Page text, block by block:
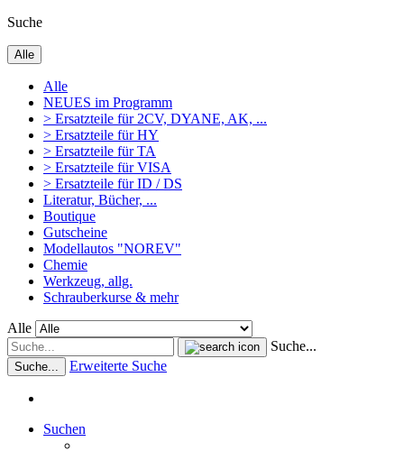
Suche
Alle
Alle
NEUES im Programm
> Ersatzteile für 2CV, DYANE, AK, ...
> Ersatzteile für HY
> Ersatzteile für TA
> Ersatzteile für VISA
> Ersatzteile für ID / DS
Literatur, Bücher, ...
Boutique
Gutscheine
Modellautos "NOREV"
Chemie
Werkzeug, allg.
Schrauberkurse & mehr
Alle
Suche...
Suche... Erweiterte Suche
Suchen